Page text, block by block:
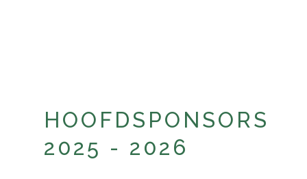
HOOFDSPONSORS
2025 - 2026